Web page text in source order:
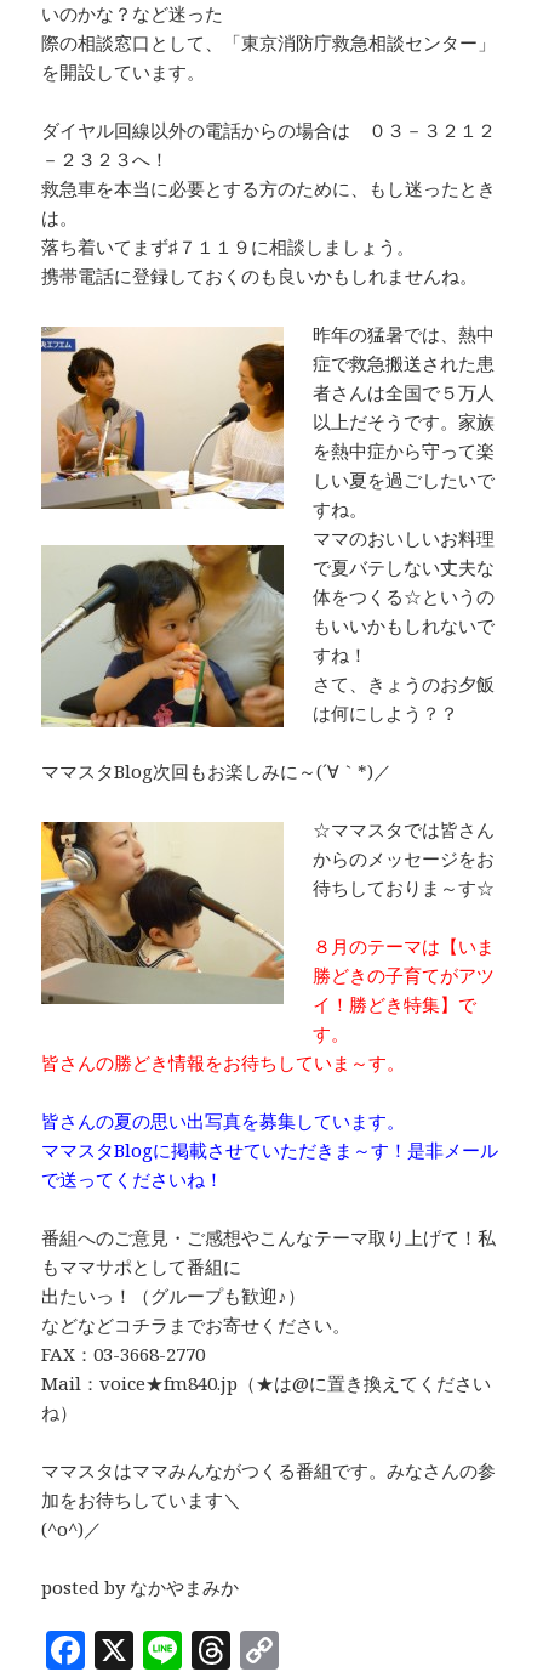
いのかな？など迷った
際の相談窓口として、「東京消防庁救急相談センター」
を開設しています。
ダイヤル回線以外の電話からの場合は ０３－３２１２
－２３２３へ！
救急車を本当に必要とする方のために、もし迷ったとき
は。
落ち着いてまず♯７１１９に相談しましょう。
携帯電話に登録しておくのも良いかもしれませんね。
昨年の猛暑では、熱中
症で救急搬送された患
者さんは全国で５万人
以上だそうです。家族
を熱中症から守って楽
しい夏を過ごしたいで
すね。
ママのおいしいお料理
で夏バテしない丈夫な
体をつくる☆というの
もいいかもしれないで
すね！
さて、きょうのお夕飯
は何にしよう？？
ママスタBlog次回もお楽しみに～(´∀｀*)／
☆ママスタでは皆さん
からのメッセージをお
待ちしておりま～す☆
８月のテーマは【いま
勝どきの子育てがアツ
イ！勝どき特集】で
す。
皆さんの勝どき情報をお待ちしていま～す。
皆さんの夏の思い出写真を募集しています。
ママスタBlogに掲載させていただきま～す！是非メール
で送ってくださいね！
番組へのご意見・ご感想やこんなテーマ取り上げて！私
もママサポとして番組に
出たいっ！（グループも歓迎♪）
などなどコチラまでお寄せください。
FAX：03-3668-2770
Mail：voice★fm840.jp（★は@に置き換えてください
ね）
ママスタはママみんながつくる番組です。みなさんの参
加をお待ちしています＼
(^o^)／
posted by なかやまみか
F X Li T